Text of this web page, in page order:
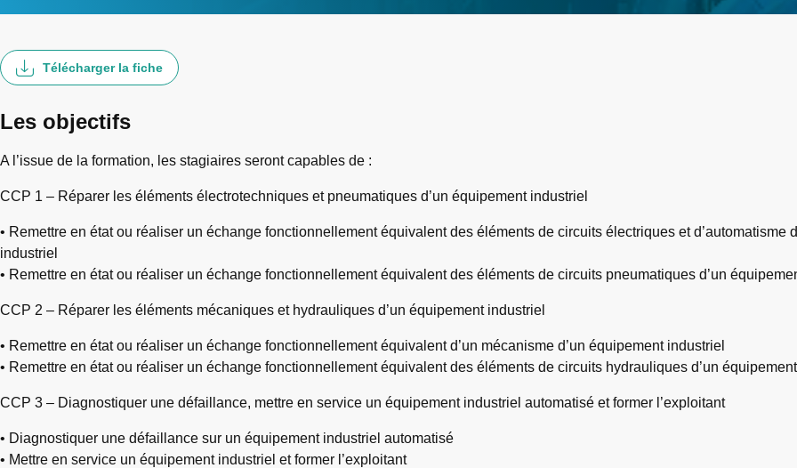
Télécharger la fiche
Les objectifs
A l’issue de la formation, les stagiaires seront capables de :
CCP 1 – Réparer les éléments électrotechniques et pneumatiques d’un équipement industriel
• Remettre en état ou réaliser un échange fonctionnellement équivalent des éléments de circuits électriques et d’automatisme
industriel
• Remettre en état ou réaliser un échange fonctionnellement équivalent des éléments de circuits pneumatiques d’un
CCP 2 – Réparer les éléments mécaniques et hydrauliques d’un équipement industriel
• Remettre en état ou réaliser un échange fonctionnellement équivalent d’un mécanisme d’un équipement industriel
• Remettre en état ou réaliser un échange fonctionnellement équivalent des éléments de circuits hydrauliques d’un
CCP 3 – Diagnostiquer une défaillance, mettre en service un équipement industriel automatisé et former l’exploitant
• Diagnostiquer une défaillance sur un équipement industriel automatisé
• Mettre en service un équipement industriel et former l’exploitant